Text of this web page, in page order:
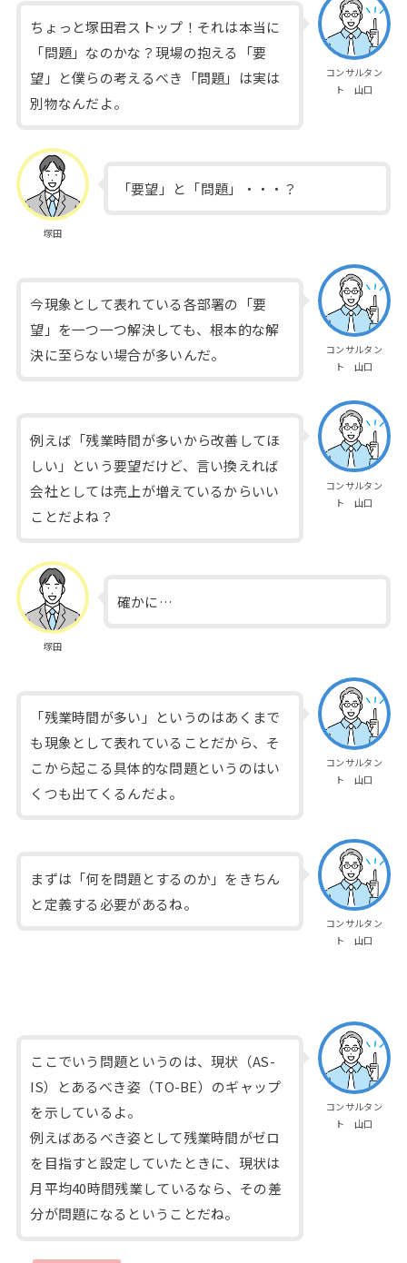
コンサルタン
ト 山口
ちょっと塚田君ストップ！それは本当に
「問題」なのかな？現場の抱える「要
望」と僕らの考えるべき「問題」は実は
別物なんだよ。
塚田
「要望」と「問題」・・・？
コンサルタン
ト 山口
今現象として表れている各部署の「要
望」を一つ一つ解決しても、根本的な解
決に至らない場合が多いんだ。
コンサルタン
ト 山口
例えば「残業時間が多いから改善してほ
しい」という要望だけど、言い換えれば
会社としては売上が増えているからいい
ことだよね？
塚田
確かに…
コンサルタン
ト 山口
「残業時間が多い」というのはあくまで
も現象として表れていることだから、そ
こから起こる具体的な問題というのはい
くつも出てくるんだよ。
コンサルタン
ト 山口
まずは「何を問題とするのか」をきちん
と定義する必要があるね。
コンサルタン
ト 山口
ここでいう問題というのは、現状（AS-
IS）とあるべき姿（TO-BE）のギャップ
を示しているよ。
例えばあるべき姿として残業時間がゼロ
を目指すと設定していたときに、現状は
月平均40時間残業しているなら、その差
分が問題になるということだね。